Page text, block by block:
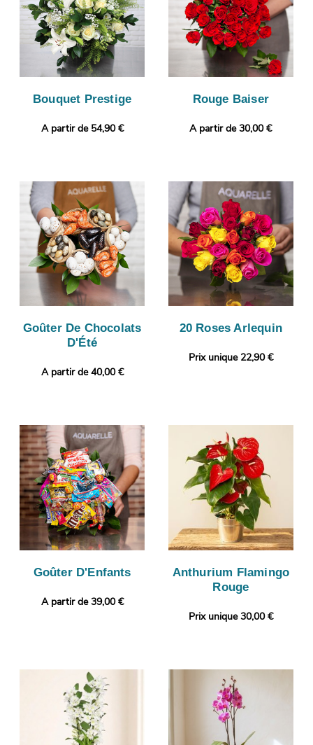
Bouquet Prestige
A partir de 54,90 €
Rouge Baiser
A partir de 30,00 €
Goûter De Chocolats
D'Été
A partir de 40,00 €
20 Roses Arlequin
Prix unique 22,90 €
Goûter D'Enfants
A partir de 39,00 €
Anthurium Flamingo
Rouge
Prix unique 30,00 €